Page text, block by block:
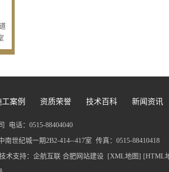
工案例 资质荣誉 技术百科 新闻资讯
电话：0515-88404040
世纪城一期2B2-414--417室 传真：0515-88410418
术支持：企航互联 合肥网站建设 [XML地图] [HTML